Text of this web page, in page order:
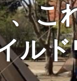
、こ
ル